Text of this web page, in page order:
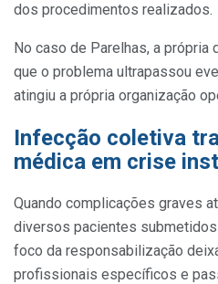
dos procedimentos realizados.
No caso de Parelhas, a própria
que o problema ultrapassou
atingiu a própria organização
Infecção coletiva
médica em crise
Quando complicações graves
diversos pacientes
foco da responsabilização
profissionais específicos e